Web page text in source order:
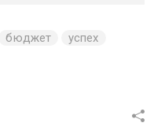
бюджет
успех